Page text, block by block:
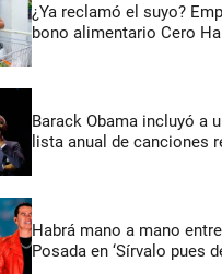
¿Ya reclamó el suyo?
bono alimentario Cero
Barack Obama incluyó a
lista anual de canciones
Habrá mano a mano
Posada en ‘Sírvalo pues